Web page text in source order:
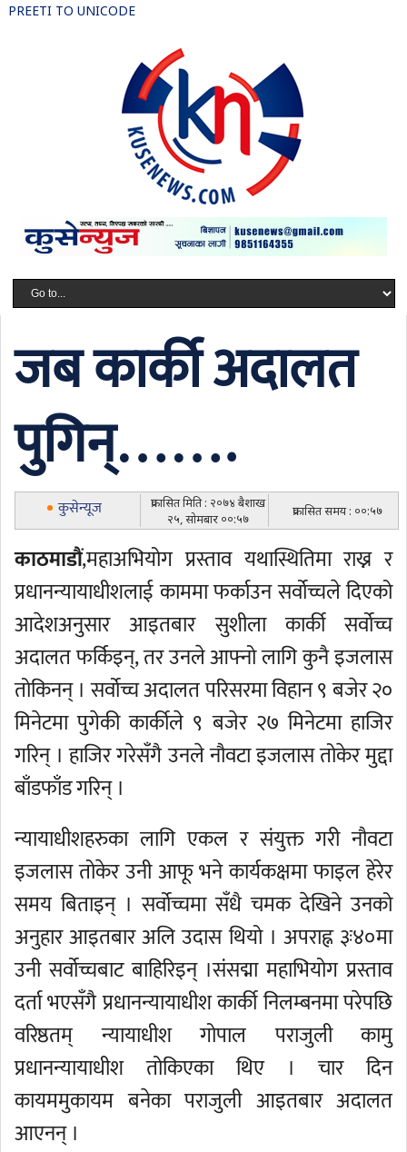
PREETI TO UNICODE
जब कार्की अदालत
पुगिन्…….
कुसेन्यूज
प्रकासित मिति : २०७४ बैशाख
२५, सोमबार ००:५७
प्रकासित समय : ००:५७
काठमाडौं,महाअभियोग प्रस्ताव यथास्थितिमा राख्न र
प्रधानन्यायाधीशलाई काममा फर्काउन सर्वोच्चले दिएको
आदेशअनुसार आइतबार सुशीला कार्की सर्वोच्च
अदालत फर्किइन्, तर उनले आफ्नो लागि कुनै इजलास
तोकिनन् । सर्वोच्च अदालत परिसरमा विहान ९ बजेर २०
मिनेटमा पुगेकी कार्कीले ९ बजेर २७ मिनेटमा हाजिर
गरिन् । हाजिर गरेसँगै उनले नौवटा इजलास तोकेर मुद्दा
बाँडफाँड गरिन् ।
न्यायाधीशहरुका लागि एकल र संयुक्त गरी नौवटा
इजलास तोकेर उनी आफू भने कार्यकक्षमा फाइल हेरेर
समय बिताइन् । सर्वोच्चमा सँधै चमक देखिने उनको
अनुहार आइतबार अलि उदास थियो । अपराह्न ३ः४०मा
उनी सर्वोच्चबाट बाहिरिइन् ।संसद्मा महाभियोग प्रस्ताव
दर्ता भएसँगै प्रधानन्यायाधीश कार्की निलम्बनमा परेपछि
वरिष्ठतम् न्यायाधीश गोपाल पराजुली कामु
प्रधानन्यायाधीश तोकिएका थिए । चार दिन
कायममुकायम बनेका पराजुली आइतबार अदालत
आएनन् ।